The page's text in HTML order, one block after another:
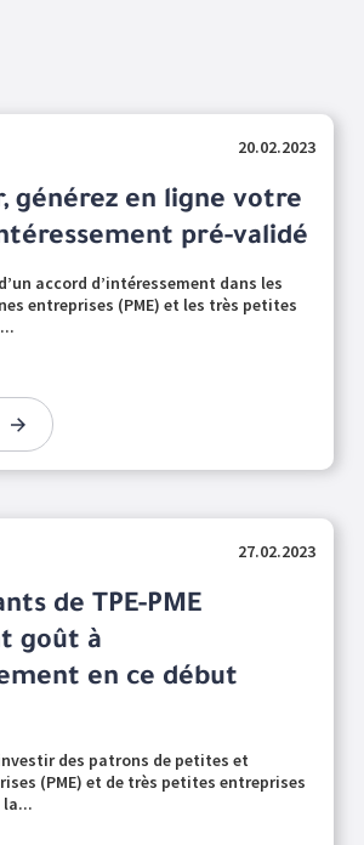
20.02.2023
générez en ligne votre
pré-validé
accord d’intéressement dans les
entreprises (PME) et les très petites
27.02.2023
de TPE-PME
goût à
en ce début
des patrons de petites et
(PME) et de très petites entreprises
la...